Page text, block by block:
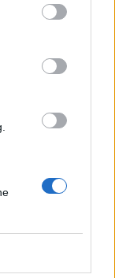
Editoriale
direzione
qualche
i casi
in giornate
e
4-4-2: da lì,
un malus e